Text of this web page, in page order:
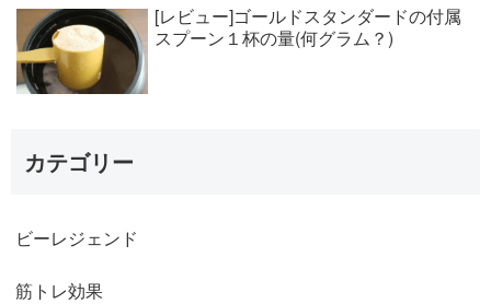
[レビュー]ゴールドスタンダードの付属
スプーン１杯の量(何グラム？)
カテゴリー
ビーレジェンド
筋トレ効果